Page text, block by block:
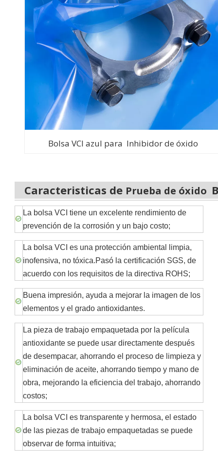
Bolsa VCI azul para Inhibidor de óxido
Caracteristicas de Prueba de óxido
La bolsa VCI tiene un excelente rendimiento de
prevención de la corrosión y un bajo costo;
La bolsa VCI es una protección ambiental limpia,
inofensiva, no tóxica.Pasó la certificación SGS, de
acuerdo con los requisitos de la directiva ROHS;
Buena impresión, ayuda a mejorar la imagen de los
elementos y el grado antioxidantes.
La pieza de trabajo empaquetada por la película
antioxidante se puede usar directamente después
de desempacar, ahorrando el proceso de limpieza y
eliminación de aceite, ahorrando tiempo y mano de
obra, mejorando la eficiencia del trabajo, ahorrando
costos;
La bolsa VCI es transparente y hermosa, el estado
de las piezas de trabajo empaquetadas se puede
observar de forma intuitiva;